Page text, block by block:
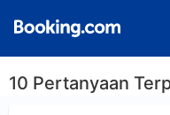
10 Pertanyaan